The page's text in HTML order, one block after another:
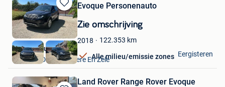
Bewaren
in
Mijn
Favorieten
Evoque Personenauto
Zie omschrijving
2018 122.353 km
Alle milieu/emissie zones
VAVATO Auctions
Lokeren+Deel Overmere En Zele
Eergisteren
Land Rover Range Rover Evoque